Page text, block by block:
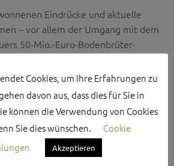
Eindrücke und aktuelle
– vor allem der Umgang mit dem
50-Mio.-Euro-Bodenbrüter-
gemeinsamen Besuch des
in geselliger Runde
Cookies, um Ihre Erfahrungen zu
davon aus, dass dies für Sie in
können die Verwendung von Cookies
Sie dies wünschen.
Cookie
Akzeptieren